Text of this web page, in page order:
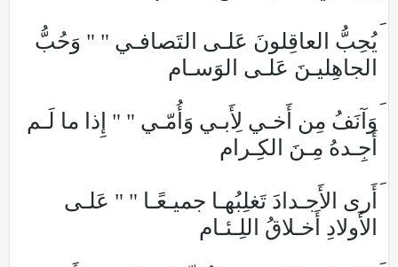
يُحِبُّ العاقِلونَ عَلـى التَصافـي " " وَحُبُّ
الجاهِليـنَ عَلـى الوَسـام
وَآنَفُ مِن أَخـي لِأَبـي وَأُمّـي " " إِذا ما لَـم
أَجِـدهُ مِـنَ الكِـرام
أَرى الأَجـدادَ تَغلِبُهـا جميـعًـا " " عَلـى
الأَولادِ أَخـلاقُ اللِـئـام